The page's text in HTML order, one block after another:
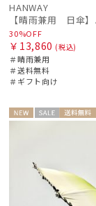
HANWAY
30%OFF
￥13,860 (税込)
＃晴雨兼用
＃送料無料
＃ギフト向け
NEWセー 送料無